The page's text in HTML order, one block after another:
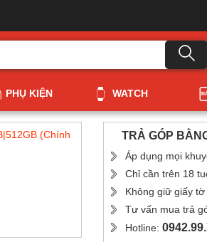
PHỤ KIỆN WATCH
(Chính
TRẢ GÓP
Áp dụng mọi
Chỉ cần trên 18
Không giữ giấy
Tư vấn mua trả
Hotline: